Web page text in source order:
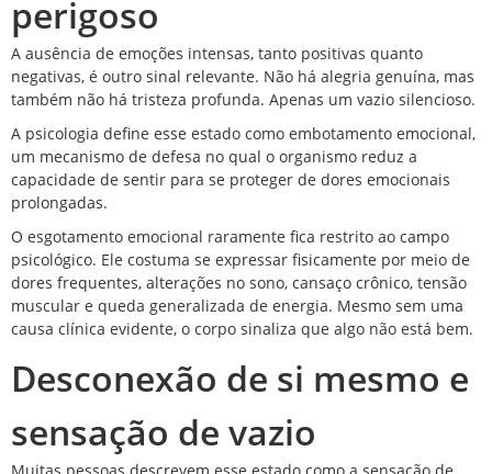
perigoso
A ausência de emoções intensas, tanto positivas quanto
negativas, é outro sinal relevante. Não há alegria genuína, mas
também não há tristeza profunda. Apenas um vazio silencioso.
A psicologia define esse estado como embotamento emocional,
um mecanismo de defesa no qual o organismo reduz a
capacidade de sentir para se proteger de dores emocionais
prolongadas.
O esgotamento emocional raramente fica restrito ao campo
psicológico. Ele costuma se expressar fisicamente por meio de
dores frequentes, alterações no sono, cansaço crônico, tensão
muscular e queda generalizada de energia. Mesmo sem uma
causa clínica evidente, o corpo sinaliza que algo não está bem.
Desconexão de si mesmo e
sensação de vazio